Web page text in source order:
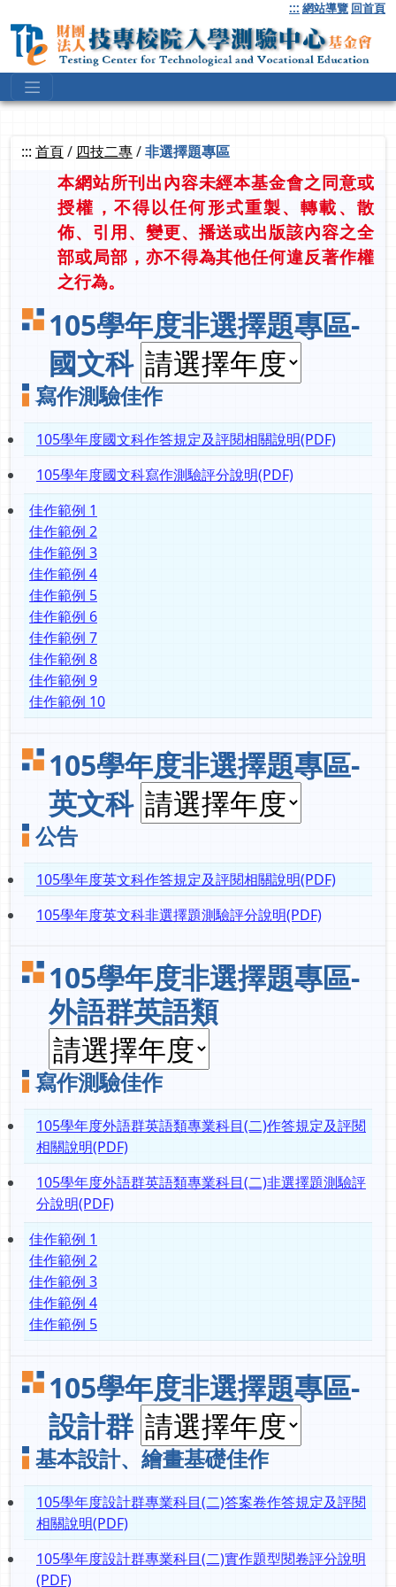
到
要
::: 網站導覽 回首頁
::: 首頁/ 四技二專/非選擇題專區
本網站所刊出內容未經本基金會之同意或
授權，不得以任何形式重製、轉載、散
佈、引用、變更、播送或出版該內容之全
部或局部，亦不得為其他任何違反著作權
之行為。
105學年度非選擇題專區-
國文科
寫作測驗佳作
105學年度國文科作答規定及評閱相關說明(PDF)
105學年度國文科寫作測驗評分說明(PDF)
佳作範例 1
佳作範例 2
佳作範例 3
佳作範例 4
佳作範例 5
佳作範例 6
佳作範例 7
佳作範例 8
佳作範例 9
佳作範例 10
105學年度非選擇題專區-
英文科
公告
105學年度英文科作答規定及評閱相關說明(PDF)
105學年度英文科非選擇題測驗評分說明(PDF)
105學年度非選擇題專區-
外語群英語類
寫作測驗佳作
105學年度外語群英語類專業科目(二)作答規定及評閱
相關說明(PDF)
105學年度外語群英語類專業科目(二)非選擇題測驗評
分說明(PDF)
佳作範例 1
佳作範例 2
佳作範例 3
佳作範例 4
佳作範例 5
105學年度非選擇題專區-
設計群
基本設計、繪畫基礎佳作
105學年度設計群專業科目(二)答案卷作答規定及評閱
相關說明(PDF)
105學年度設計群專業科目(二)實作題型閱卷評分說明
(PDF)